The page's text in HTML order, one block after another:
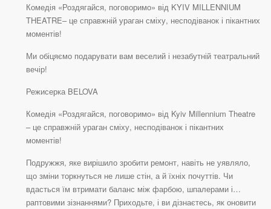
Комедія «Роздягайся, поговоримо» від KYIV MILLENNIUM
THEATRE– це справжній ураган сміху, несподіванок і пікантних
моментів!
Ми обіцяємо подарувати вам веселий і незабутній театральний
вечір!
Режисерка BELOVA
Комедія «Роздягайся, поговоримо» від Kyiv Millennium Theatre
– це справжній ураган сміху, несподіванок і пікантних
моментів!
Подружжя, яке вирішило зробити ремонт, навіть не уявляло,
що зміни торкнуться не лише стін, а й їхніх почуттів. Чи
вдасться їм втримати баланс між фарбою, шпалерами і…
раптовими зізнаннями? Приходьте, і ви дізнаєтесь, як оновити